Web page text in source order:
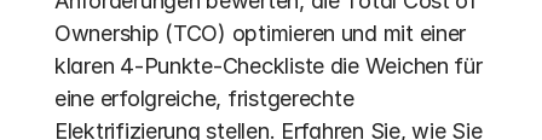
Ownership (TCO) optimieren und mit einer
klaren 4-Punkte-Checkliste die Weichen für
eine erfolgreiche, fristgerechte
Elektrifizierung stellen. Erfahren Sie, wie Sie